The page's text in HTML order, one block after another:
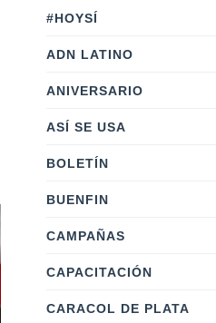
#HOYSÍ
ADN LATINO
ANIVERSARIO
ASÍ SE USA
BOLETÍN
BUENFIN
CAMPAÑAS
CAPACITACIÓN
CARACOL DE PLATA